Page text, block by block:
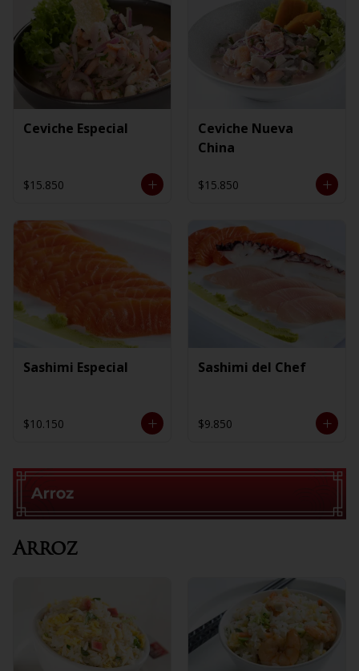
Ceviche Especial
$15.850
Ceviche Nueva
China
$15.850
Sashimi Especial
$10.150
Sashimi del Chef
$9.850
Arroz